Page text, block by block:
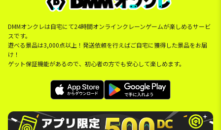
DMMオンクレは自宅にて24時間オンラインクレーンゲームが楽しめるサービ
スです。
遊べる景品は3,000点以上！発送依頼を行えばご自宅に獲得した景品をお届
け！
ゲット保証機能があるので、初心者の方でも安心して楽しめます。